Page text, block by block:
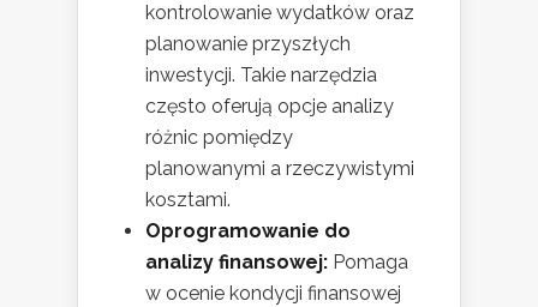
kontrolowanie wydatków oraz
planowanie przyszłych
inwestycji. Takie narzędzia
często oferują opcje analizy
różnic pomiędzy
planowanymi a rzeczywistymi
kosztami.
Oprogramowanie do
analizy finansowej: Pomaga
w ocenie kondycji finansowej